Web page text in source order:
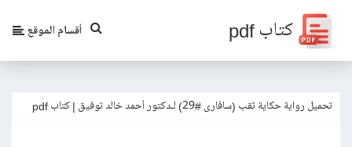
كتاب pdf أقسام الموقع
تحميل رواية حكاية ثقب (سافارى #29) لـدكتور أحمد خالد توفيق | كتاب pdf